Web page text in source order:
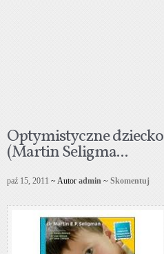
Optymistyczne dziecko
(Martin Seligma...
paź 15, 2011 ~ Autor admin ~ Skomentuj